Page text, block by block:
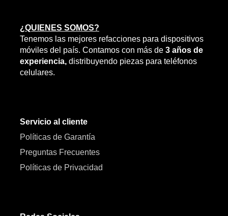
¿QUIENES SOMOS?
Tenemos las mejores refacciones para dispositivos
móviles del país. Contamos con más de 3 años de
experiencia, distribuyendo piezas para teléfonos
celulares.
Servicio al cliente
Políticas de Garantía
Preguntas Frecuentes
Políticas de Privacidad